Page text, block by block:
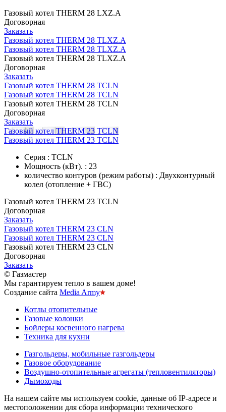
Газовый котел THERM 28 LXZ.A
Договорная
Заказать
Газовый котел THERM 28 TLXZ.A
Газовый котел THERM 28 TLXZ.A
Газовый котел THERM 28 TLXZ.A
Договорная
Заказать
Газовый котел THERM 28 TCLN
Газовый котел THERM 28 TCLN
Газовый котел THERM 28 TCLN
Договорная
Заказать
Газовый котел THERM 23 TCLN
Газовый котел THERM 23 TCLN
Серия : TCLN
Мощность (кВт). : 23
количество контуров (режим работы) : Двухконтурный
колел (отопление + ГВС)
Газовый котел THERM 23 TCLN
Договорная
Заказать
Газовый котел THERM 23 CLN
Газовый котел THERM 23 CLN
Газовый котел THERM 23 CLN
Договорная
Заказать
© Газмастер
Мы гарантируем тепло в вашем доме!
Создание сайта Media Army
Котлы отопительные
Газовые колонки
Бойлеры косвенного нагрева
Техника для кухни
Газгольдеры, мобильные газгольдеры
Газовое оборудование
Воздушно-отопительные агрегаты (тепловентиляторы)
Дымоходы
На нашем сайте мы используем cookie, данные об IP-адресе и
местоположении для сбора информации технического